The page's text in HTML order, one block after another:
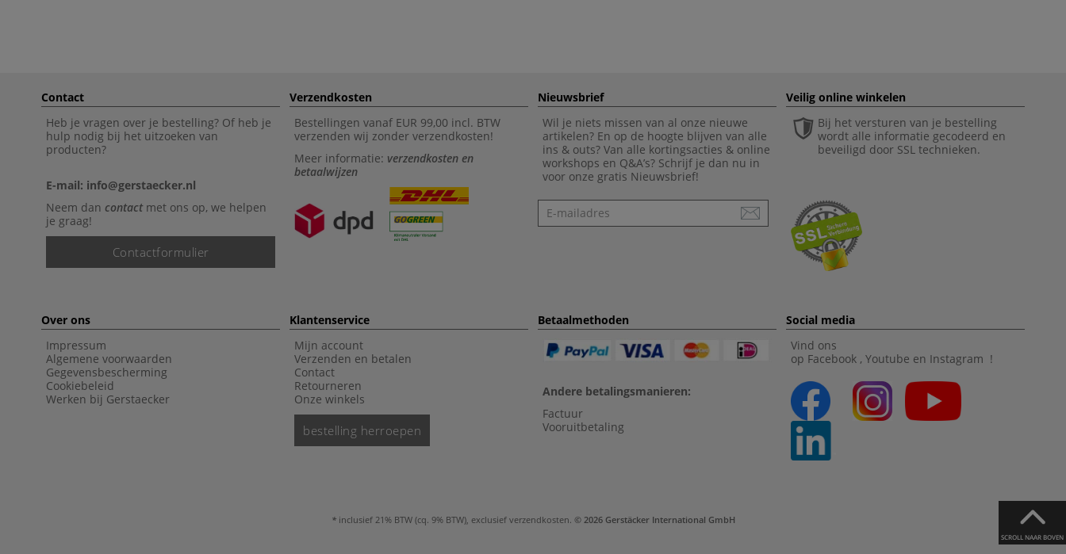
SCROLL NAAR BOVEN
Contact
Heb je vragen over je bestelling? Of heb je
hulp nodig bij het uitzoeken van
producten?
E-mail: info@gerstaecker.nl
Neem dan contactmet ons op, we helpen
je graag!
Contactformulier
Verzendkosten
Bestellingen vanaf EUR 99,00 incl. BTW
verzenden wij zonder verzendkosten!
Meer informatie: verzendkosten en
betaalwijzen
Nieuwsbrief
Wil je niets missen van al onze nieuwe
artikelen? En op de hoogte blijven van alle
ins & outs? Van alle kortingsacties & online
workshops en Q&A’s? Schrijf je dan nu in
voor onze gratis Nieuwsbrief!
Nieuwsbrief
Veilig online winkelen
Bij het versturen van je bestelling
wordt alle informatie gecodeerd en
beveiligd door SSL technieken.
Over ons
Impressum
Algemene voorwaarden
Gegevensbescherming
Cookiebeleid
Werken bij Gerstaecker
Klantenservice
Mijn account
Verzenden en betalen
Contact
Retourneren
Onze winkels
bestelling herroepen
Betaalmethoden
Andere betalingsmanieren:
Factuur
Vooruitbetaling
Social media
Vind ons
op Facebook , Youtube en Instagram !
inclusief 21% BTW (cq. 9% BTW), exclusief verzendkosten. © 2026 Gerstäcker International GmbH